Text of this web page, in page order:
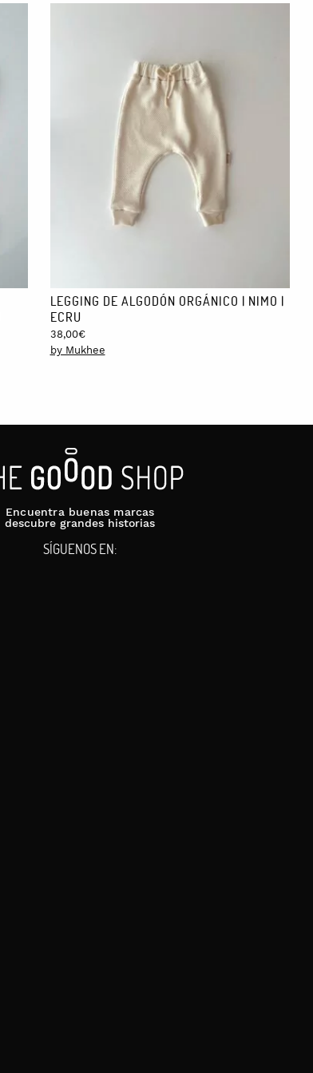
LEGGING DE ALGODÓN ORGÁNICO | NIMO |
ECRU
38,00€
by Mukhee
Encuentra buenas marcas
descubre grandes historias
SÍGUENOS EN: